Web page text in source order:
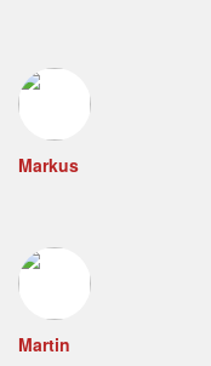
Markus
Martin